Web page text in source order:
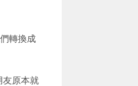
轉換成
友原本就